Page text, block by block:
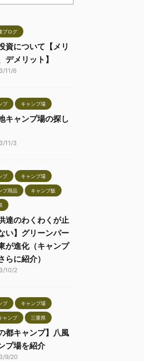
ブログ
資について【メリ
デメリット】
11/6
プ キャンプ場
キャンプ場の探し
11/3
プ キャンプ場
プ用品 キャンプ飯
達のわくわくが止
い】グリーンパー
が進化（キャンプ
らに紹介）
10/2
プ キャンプ場
ャンプ 三重県
都キャンプ】八風
プ場を紹介
9/20